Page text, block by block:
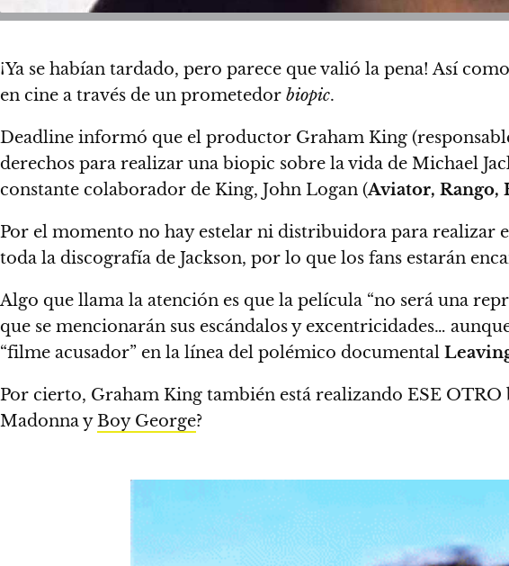
¡Ya se habían tardado, pero parece que valió la pena! Así
en cine a través de un prometedor biopic.
Deadline informó que el productor Graham King
derechos para realizar una biopic sobre la vida de Michael
constante colaborador de King, John Logan (Aviator, Rango,
Por el momento no hay estelar ni distribuidora para realizar
toda la discografía de Jackson, por lo que los fans estarán
Algo que llama la atención es que la película “no será una
que se mencionarán sus escándalos y excentricidades…
“filme acusador” en la línea del polémico documental
Por cierto, Graham King también está realizando ESE OTRO
Madonna yBoy George?